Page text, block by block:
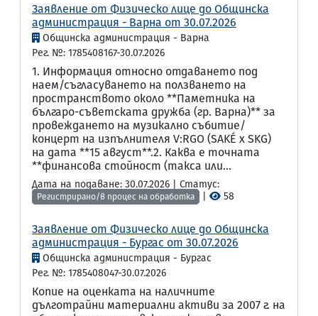
Заявление от Физическо лице до Общинска
администрация - Варна от 30.07.2026
Общинска администрация - Варна
Рег. №: 1785408167-30.07.2026
1. Информация относно отдаването под
наем/съгласуването на ползването на
пространството около **Паметника на
българо-съветската дружба (гр. Варна)** за
провеждането на музикално събитие/
концерт на изпълнителя V:RGO (SAKÉ x SKG)
на дата **15 август**.2. Каква е точната
**финансова стойност (такса или...
Дата на подаване: 30.07.2026 | Статус:
Регистрирано/в процес на обработка 58
Заявление от Физическо лице до Общинска
администрация - Бургас от 30.07.2026
Общинска администрация - Бургас
Рег. №: 1785408047-30.07.2026
Копие на оценката на наличните
дълготрайни материални активи за 2007 г. на